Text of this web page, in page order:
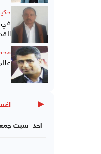
في
◀
سبت احد